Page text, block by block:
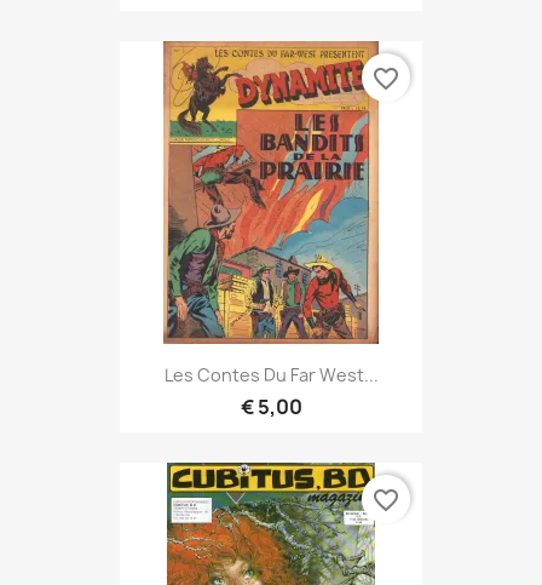
Les Contes Du Far West...
€ 5,00
favorite_border
favorite_border